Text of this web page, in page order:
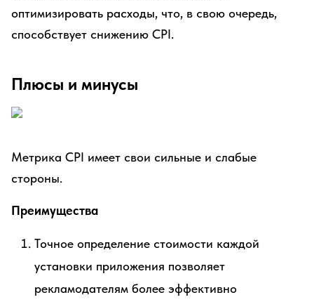
оптимизировать расходы, что, в свою очередь,
способствует снижению CPI.
Плюсы и минусы
Метрика CPI имеет свои сильные и слабые
стороны.
Преимущества
Точное определение стоимости каждой
установки приложения позволяет
рекламодателям более эффективно